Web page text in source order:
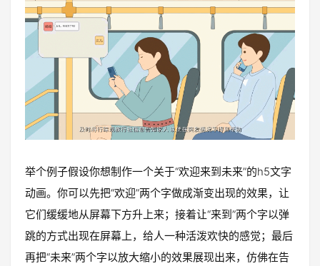
举个例子假设你想制作一个关于“欢迎来到未来”的h5文字
动画。你可以先把“欢迎”两个字做成渐变出现的效果，让
它们缓缓地从屏幕下方升上来；接着让“来到”两个字以弹
跳的方式出现在屏幕上，给人一种活泼欢快的感觉；最后
再把“未来”两个字以放大缩小的效果展现出来，仿佛在告